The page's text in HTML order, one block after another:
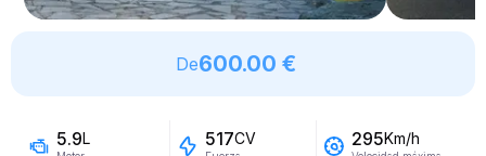
De600.00 €
5.9L 517CV 295Km/h